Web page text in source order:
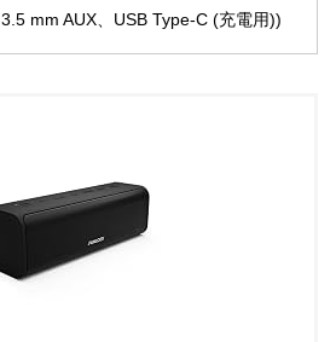
3.5 mm AUX、USB Type-C (充電用))